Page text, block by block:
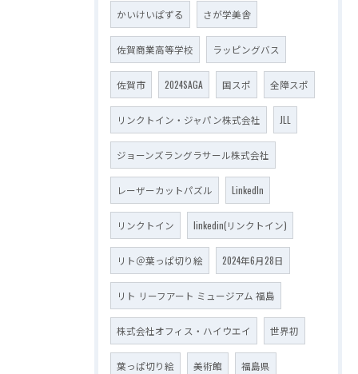
かいけいぱずる さが学美舎
佐賀商業高等学校 ラッピングバス
佐賀市 2024SAGA 国スポ 全障スポ
リンクトイン・ジャパン株式会社 JLL
ジョーンズラングラサール株式会社
レーザーカットパズル LinkedIn
リンクトイン linkedin(リンクトイン)
リト＠葉っぱ切り絵 2024年6月28日
リト リーフアート ミュージアム 福島
株式会社オフィス・ハイウエイ 世界初
葉っぱ切り絵 美術館 福島県